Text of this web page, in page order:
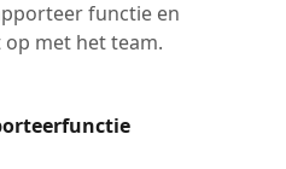
functie en
met het team.